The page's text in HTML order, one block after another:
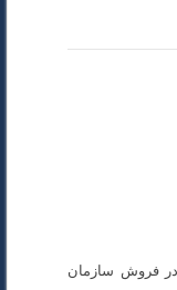
فروش سازمان